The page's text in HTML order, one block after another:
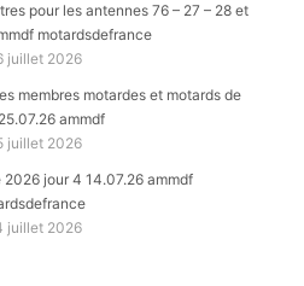
pour les antennes 76 – 27 – 28 et
motardsdefrance
juillet 2026
membres motardes et motards de
ammdf
juillet 2026
jour 4 14.07.26 ammdf
juillet 2026